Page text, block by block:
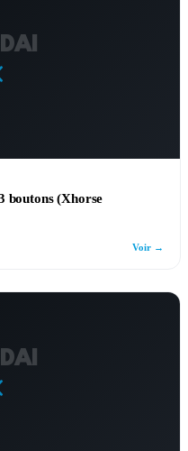
boutons (Xhorse
Voir →